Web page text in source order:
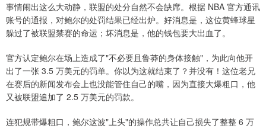
事情闹出这么大动静，联盟的处分自然不会缺席。根据 NBA 官方通讯
账号的通报，对鲍尔的处罚结果已经出炉。好消息是，这位黄蜂球星
躲过了被联盟禁赛的命运；坏消息是，他的钱包要大出血了。
官方认定鲍尔在场上造成了"不必要且鲁莽的身体接触"，为此向他开
出了一张 3.5 万美元的罚单。你以为这就结束了？并没有！这位老兄
在赛后的新闻发布会上也没能管住自己的嘴，因为直接大爆粗口，他
又被联盟追加了 2.5 万美元的罚款。
连犯规带爆粗口，鲍尔这波"上头"的操作总共让自己损失了整整 6 万